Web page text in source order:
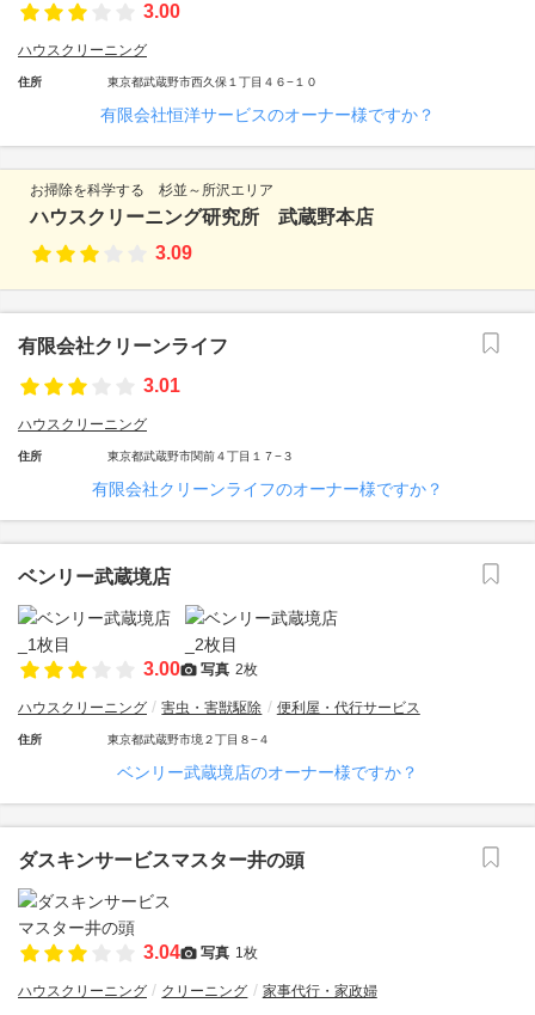
3.00
ハウスクリーニング
住所 東京都武蔵野市西久保１丁目４６−１０
有限会社恒洋サービスのオーナー様ですか？
お掃除を科学する 杉並～所沢エリア
ハウスクリーニング研究所 武蔵野本店
3.09
有限会社クリーンライフ
3.01
ハウスクリーニング
住所 東京都武蔵野市関前４丁目１７−３
有限会社クリーンライフのオーナー様ですか？
ベンリー武蔵境店
3.00 写真 2枚
ハウスクリーニング 害虫・害獣駆除 便利屋・代行サービス
住所 東京都武蔵野市境２丁目８−４
ベンリー武蔵境店のオーナー様ですか？
ダスキンサービスマスター井の頭
3.04 写真 1枚
ハウスクリーニング クリーニング 家事代行・家政婦